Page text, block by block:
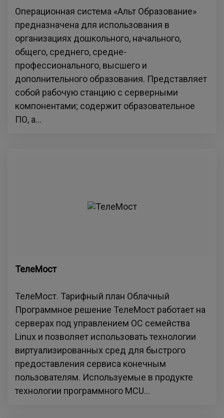
Операционная система «Альт Образование»
предназначена для использования в
организациях дошкольного, начального,
общего, среднего, средне-
профессионального, высшего и
дополнительного образования. Представляет
собой рабочую станцию с серверными
компонентами; содержит образовательное
ПО, а...
ТелеМост
ТелеМост. Тарифный план Облачный
Программное решение ТелеМост работает на
серверах под управлением ОС семейства
Linux и позволяет использовать технологии
виртуализированных сред для быстрого
предоставления сервиса конечным
пользователям. Используемые в продукте
технологии программного MCU...